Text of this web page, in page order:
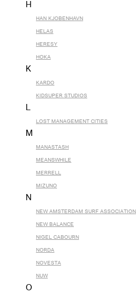
H
HAN KJOBENHAVN
HELAS
HERESY
HOKA
K
KARDO
KIDSUPER STUDIOS
L
LOST MANAGEMENT CITIES
M
MANASTASH
MEANSWHILE
MERRELL
MIZUNO
N
NEW AMSTERDAM SURF ASSOCIATION
NEW BALANCE
NIGEL CABOURN
NORDA
NOVESTA
NUW
O